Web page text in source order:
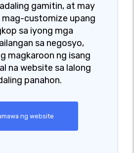
gamitin, at may
mag-customize upang
sa iyong mga
sa negosyo,
magkaroon ng isang
na website sa lalong
panahon.
ng website